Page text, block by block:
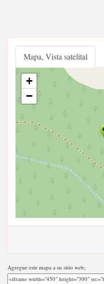
Mapa, Vista satelital
+
−
Agregue este mapa a su sitio web;